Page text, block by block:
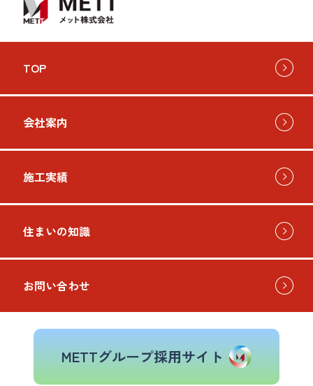
TOP
会社案内
施工実績
住まいの知識
お問い合わせ
METTグループ採用サイト